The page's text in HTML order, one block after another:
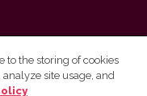
are distributed by
to the storing of cookies
site usage, and